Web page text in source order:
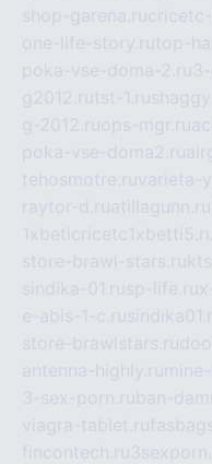
shop-garena.ru
one-life-story.rutop-
poka-vse-doma-2.ru
g2012.rutst-1.ru
g-2012.ruops-mgr.ru
poka-vse-doma2.ru
tehosmotre.ruvarieta-
raytor-d.ruatillagunn.ru
store-brawl-stars.ru
sindika-01.rusp-life.ru
e-abis-1-c.ru
store-brawlstars.ru
antenna-highly.ru
3-sex-porn.ruban-
viagra-tablet.ru
fincontech.ru